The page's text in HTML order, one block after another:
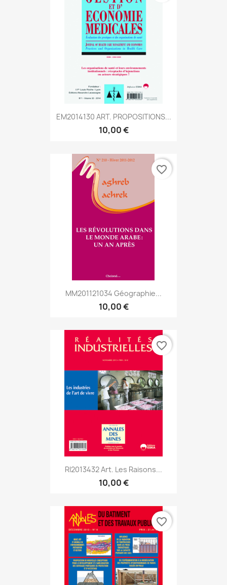
EM2014130 ART. PROPOSITIONS...
10,00 €
MM201121034 Géographie...
10,00 €
favorite_border
RI2013432 Art. Les Raisons...
10,00 €
favorite_border
favorite_border